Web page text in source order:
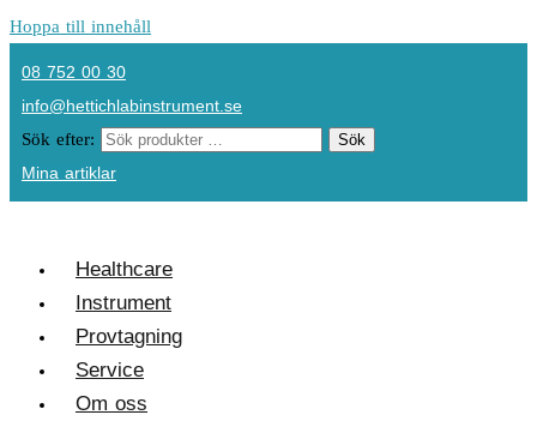
Hoppa till innehåll
08 752 00 30
info@hettichlabinstrument.se
Sök efter:
Sök
Mina artiklar
Healthcare
Instrument
Provtagning
Service
Om oss